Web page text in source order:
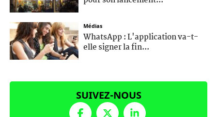
Médias
WhatsApp : L'application va-t-
elle signer la fin...
SUIVEZ-NOUS